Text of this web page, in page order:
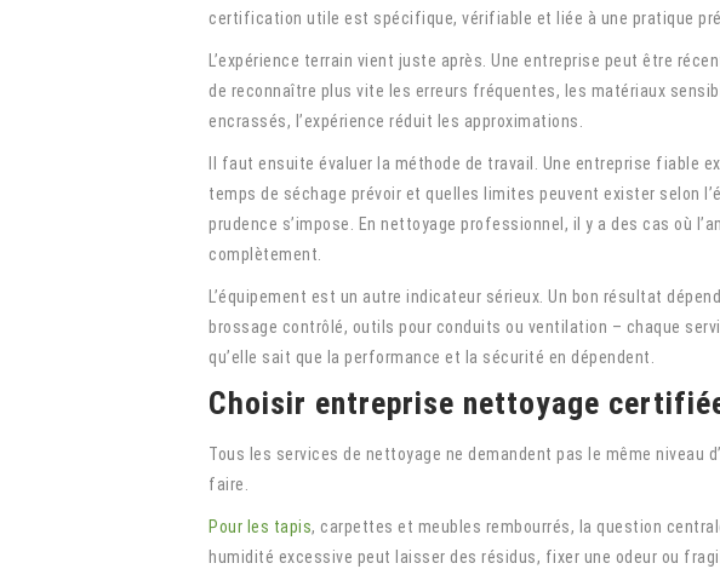
certification utile est spécifique, vérifiable et liée à une pratique
L’expérience terrain vient juste après. Une entreprise peut être
de reconnaître plus vite les erreurs fréquentes, les matériaux
encrassés, l’expérience réduit les approximations.
Il faut ensuite évaluer la méthode de travail. Une entreprise fiable
temps de séchage prévoir et quelles limites peuvent exister selon
prudence s’impose. En nettoyage professionnel, il y a des cas où
complètement.
L’équipement est un autre indicateur sérieux. Un bon résultat
brossage contrôlé, outils pour conduits ou ventilation – chaque
qu’elle sait que la performance et la sécurité en dépendent.
Choisir entreprise nettoyage
Tous les services de nettoyage ne demandent pas le même
faire.
Pour les tapis, carpettes et meubles rembourrés, la question
humidité excessive peut laisser des résidus, fixer une odeur ou